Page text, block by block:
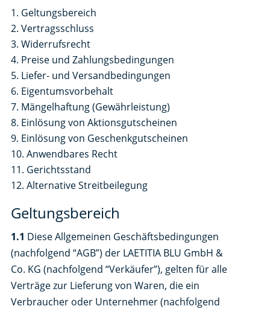
Geltungsbereich
Vertragsschluss
Widerrufsrecht
Preise und Zahlungsbedingungen
Liefer- und Versandbedingungen
Eigentumsvorbehalt
Mängelhaftung (Gewährleistung)
Einlösung von Aktionsgutscheinen
Einlösung von Geschenkgutscheinen
Anwendbares Recht
Gerichtsstand
Alternative Streitbeilegung
Geltungsbereich
1.1 Diese Allgemeinen Geschäftsbedingungen
(nachfolgend “AGB”) der LAETITIA BLU GmbH &
Co. KG (nachfolgend “Verkäufer”), gelten für alle
Verträge zur Lieferung von Waren, die ein
Verbraucher oder Unternehmer (nachfolgend